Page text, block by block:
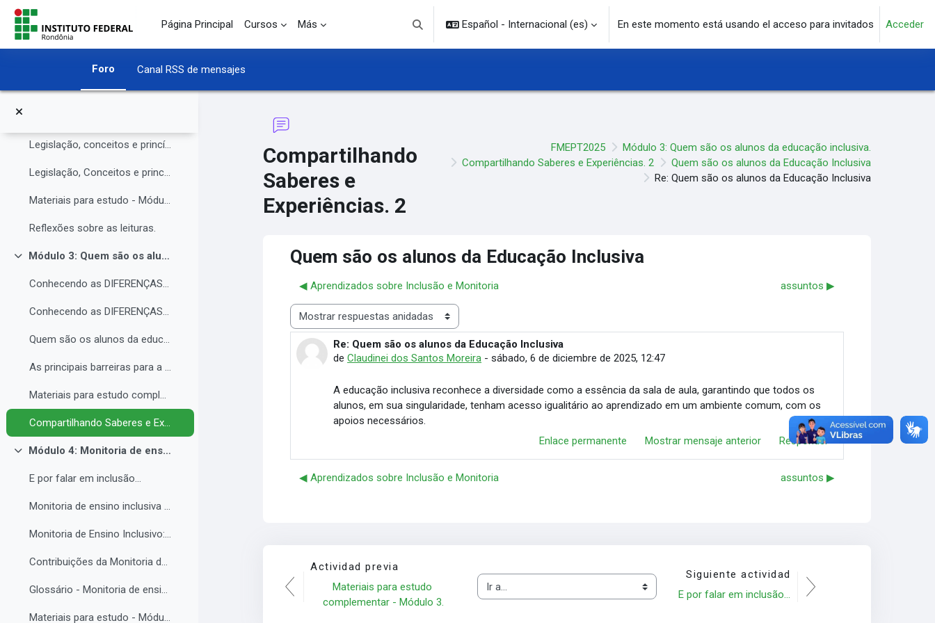
Salta al contenido principal
Página Principal
Cursos Más
Selector de búsqueda de entrada
Español - Internacional ‎(es)‎ En este momento está usando el acceso para invitados Acceder
Foro Canal RSS de mensajes
Compartilhando Saberes e Experiências.
Legislação, conceitos e princípios da educação inclusiva.
Legislação, Conceitos e princípios da educação inclusiva (parte 2)
Materiais para estudo - Módulo 2.
Reflexões sobre as leituras.
Colapsar
Módulo 3: Quem são os alunos da educação inclusiva.
Conhecendo as DIFERENÇAS para promover a IGUALDADE com EQUIDADE.
Conhecendo as DIFERENÇAS para promover a IGUALDADE com EQUIDADE.
Quem são os alunos da educação inclusiva.
As principais barreiras para a inclusão.
Materiais para estudo complementar - Módulo 3.
Compartilhando Saberes e Experiências. 2
Colapsar
Módulo 4: Monitoria de ensino inclusiva no processo formativo de estudantes com Necessidades Educacionais Específicas - NEE no contexto da Educação Profissional e Tecnológica.
E por falar em inclusão...
Monitoria de ensino inclusiva junto a estudante com Necessidades Educacionais Específicas - NEE no contexto da Educação Profissional e Tecnológica.
Monitoria de Ensino Inclusivo: Conceitos e Objetivos.
Contribuições da Monitoria de ensino inclusiva para o estudante com Necessidades Educacionais Específicas.
Glossário - Monitoria de ensino e educação inclusiva.
Materiais para estudo - Módulo 4.
Compartilhando
Saberes e
Experiências. 2
FMEPT2025
Módulo 3: Quem são os alunos da educação inclusiva.
Compartilhando Saberes e Experiências. 2
Quem são os alunos da Educação Inclusiva
Re: Quem são os alunos da Educação Inclusiva
Quem são os alunos da Educação Inclusiva
◀︎ Aprendizados sobre Inclusão e Monitoria assuntos ▶︎
Mostrar modo
Re: Quem são os alunos da Educação Inclusiva
deClaudinei dos Santos Moreira -sábado, 6 de diciembre de 2025, 12:47
Número de respuestas: 0
A educação inclusiva reconhece a diversidade como a essência da sala de aula, garantindo que todos os
alunos, em sua singularidade, tenham acesso igualitário ao aprendizado em um ambiente comum, com os
apoios necessários.
Enlace permanente
Mostrar mensaje anterior Responder
◀︎ Aprendizados sobre Inclusão e Monitoria assuntos ▶︎
Actividad previa
Materiais para estudo
complementar - Módulo 3.
Ir a...
Siguiente actividad
E por falar em inclusão...